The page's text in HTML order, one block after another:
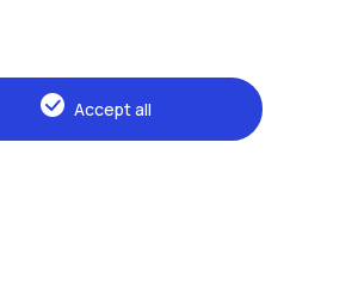
Naviga il sito
Accept all